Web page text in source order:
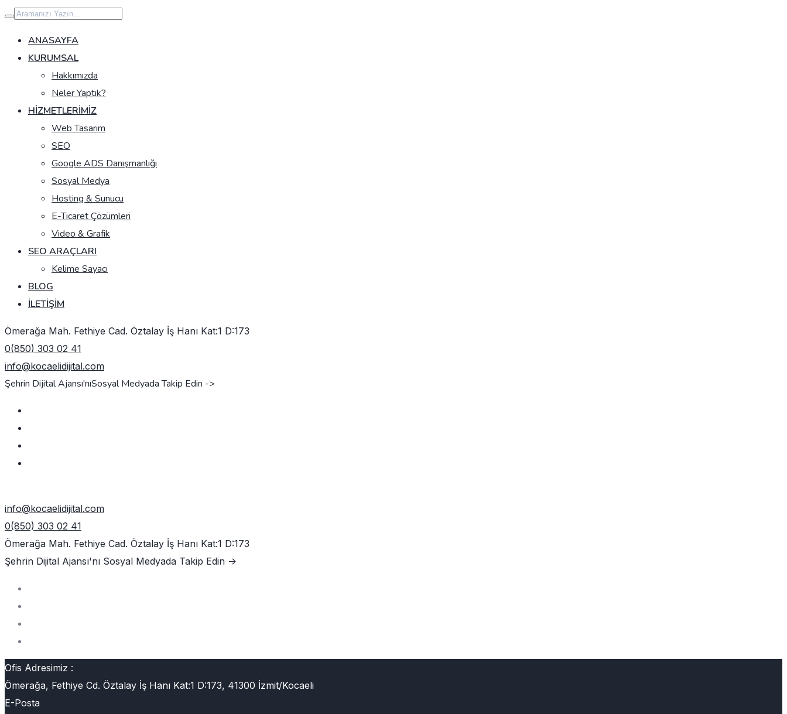
İçeriğe
geç
ANASAYFA
KURUMSAL
Hakkımızda
Neler Yaptık?
HIZMETLERIMIZ
Web Tasarım
SEO
Google ADS Danışmanlığı
Sosyal Medya
Hosting & Sunucu
E-Ticaret Çözümleri
Video & Grafik
SEO ARAÇLARI
Kelime Sayacı
BLOG
İLETIŞIM
Ömerağa Mah. Fethiye Cad. Öztalay İş Hanı Kat:1 D:173
0(850) 303 02 41
info@kocaelidijital.com
Şehrin Dijital Ajansı'nıSosyal Medyada Takip Edin ->
info@kocaelidijital.com
0(850) 303 02 41
Ömerağa Mah. Fethiye Cad. Öztalay İş Hanı Kat:1 D:173
Şehrin Dijital Ajansı'nı Sosyal Medyada Takip Edin ->
Ofis Adresimiz :
Ömerağa, Fethiye Cd. Öztalay İş Hanı Kat:1 D:173, 41300 İzmit/Kocaeli
E-Posta